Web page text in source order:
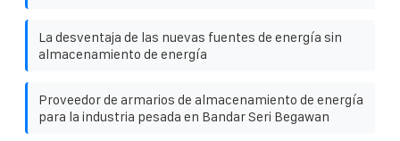
La desventaja de las nuevas fuentes de energía sin
almacenamiento de energía
Proveedor de armarios de almacenamiento de energía
para la industria pesada en Bandar Seri Begawan